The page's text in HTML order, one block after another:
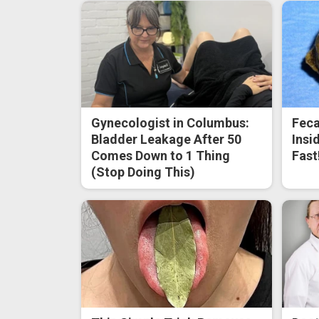
Gynecologist in Columbus:
Bladder Leakage After 50
Comes Down to 1 Thing
(Stop Doing This)